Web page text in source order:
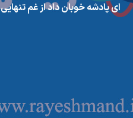
ای پادشه خوبان داد از غم تنهایی